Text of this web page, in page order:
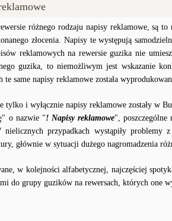
różnego rodzaju napisy reklamowe, są
złocenia. Napisy te występują
reklamowych na rewersie guzika nie
guzika, to niemożliwym jest wskazanie
te same napisy reklamowe została
tylko i wyłącznie napisy reklamowe zostały w
o nazwie "! Napisy reklamowe", poszczególne
przypadkach wystąpiły problemy z
głównie w sytuacji dużego nagromadzenia
w kolejności alfabetycznej, najczęściej
do grupy guzików na rewersach, których one